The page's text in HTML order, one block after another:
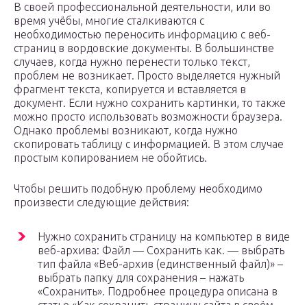
В своей профессиональной деятельности, или во
время учёбы, многие сталкиваются с
необходимостью переносить информацию с веб-
страниц в вордовские документы. В большинстве
случаев, когда нужно перенести только текст,
проблем не возникает. Просто выделяется нужный
фрагмент текста, копируется и вставляется в
документ. Если нужно сохранить картинки, то также
можно просто использовать возможности браузера.
Однако проблемы возникают, когда нужно
скопировать таблицу с информацией. В этом случае
простым копированием не обойтись.
Чтобы решить подобную проблему необходимо
произвести следующие действия:
Нужно сохранить страницу на компьютер в виде
веб-архива: Файл — Сохранить как. — выбрать
тип файла «Веб-архив (единственный файл)» –
выбрать папку для сохранения – нажать
«Сохранить». Подробнее процедура описана в